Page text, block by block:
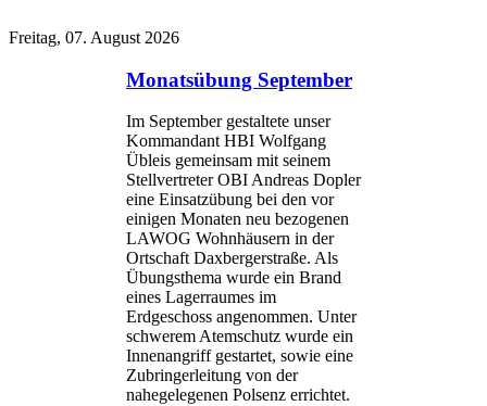
Freitag, 07. August 2026
Monatsübung September
Im September gestaltete unser
Kommandant HBI Wolfgang
Übleis gemeinsam mit seinem
Stellvertreter OBI Andreas Dopler
eine Einsatzübung bei den vor
einigen Monaten neu bezogenen
LAWOG Wohnhäusern in der
Ortschaft Daxbergerstraße. Als
Übungsthema wurde ein Brand
eines Lagerraumes im
Erdgeschoss angenommen. Unter
schwerem Atemschutz wurde ein
Innenangriff gestartet, sowie eine
Zubringerleitung von der
nahegelegenen Polsenz errichtet.